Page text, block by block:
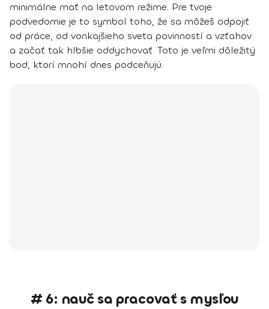
minimálne mať na letovom režime. Pre tvoje
podvedomie je to symbol toho, že sa môžeš odpojiť
od práce, od vonkajšieho sveta povinností a vzťahov
a začať tak hlbšie oddychovať. Toto je veľmi dôležitý
bod, ktorí mnohí dnes podceňujú.
# 6: nauč sa pracovať s mysľou